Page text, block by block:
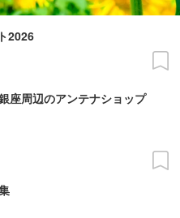
2026
座周辺のアンテナショップ